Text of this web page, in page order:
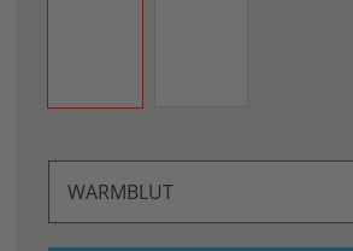
WARMBLUT